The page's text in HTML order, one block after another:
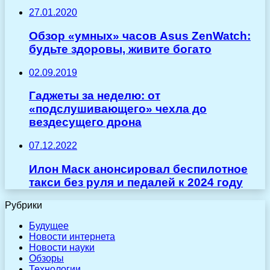
27.01.2020
Обзор «умных» часов Asus ZenWatch:
будьте здоровы, живите богато
02.09.2019
Гаджеты за неделю: от
«подслушивающего» чехла до
вездесущего дрона
07.12.2022
Илон Маск анонсировал беспилотное
такси без руля и педалей к 2024 году
Рубрики
Будущее
Новости интернета
Новости науки
Обзоры